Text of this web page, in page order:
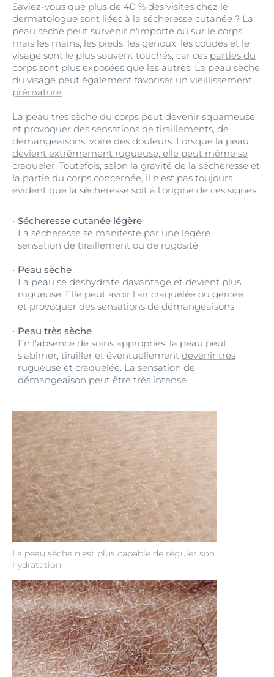
Saviez-vous que plus de 40 % des visites chez le
dermatologue sont liées à la sécheresse cutanée ? La
peau sèche peut survenir n'importe où sur le corps,
mais les mains, les pieds, les genoux, les coudes et le
visage sont le plus souvent touchés, car ces parties du
corps sont plus exposées que les autres. La peau sèche
du visage peut également favoriser un vieillissement
prématuré.
La peau sèche n'est plus capable de réguler son
hydratation.
La peau très sèche du corps peut devenir squameuse
et provoquer des sensations de tiraillements, de
démangeaisons, voire des douleurs. Lorsque la peau
devient extrêmement rugueuse, elle peut même se
craqueler. Toutefois, selon la gravité de la sécheresse et
la partie du corps concernée, il n'est pas toujours
évident que la sécheresse soit à l'origine de ces signes.
Sécheresse cutanée légère
La sécheresse se manifeste par une légère
sensation de tiraillement ou de rugosité.
Peau sèche
La peau se déshydrate davantage et devient plus
rugueuse. Elle peut avoir l'air craquelée ou gercée
et provoquer des sensations de démangeaisons.
Peau très sèche
En l'absence de soins appropriés, la peau peut
s'abîmer, tirailler et éventuellement devenir très
rugueuse et craquelée. La sensation de
démangeaison peut être très intense.